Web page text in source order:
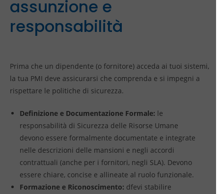
assunzione e
responsabilità
Prima che un dipendente (o fornitore) acceda ai tuoi sistemi,
la tua PMI deve assicurarsi che comprenda e si impegni a
rispettare le politiche di sicurezza.
Definizione e Documentazione Formale: le
responsabilità di Sicurezza delle Risorse Umane
devono essere formalmente documentate e integrate
nelle descrizioni delle mansioni e negli accordi
contrattuali (anche per i fornitori, negli SLA). Devono
essere chiare, concise e allineate al ruolo funzionale.
Formazione e Riconoscimento: dfevi stabilire